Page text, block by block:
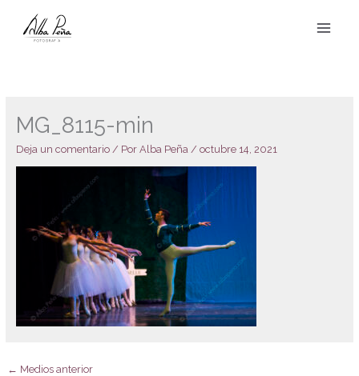
contenido
MG_8115-min
Deja un comentario / Por Alba Peña / octubre 14, 2021
← Medios anterior